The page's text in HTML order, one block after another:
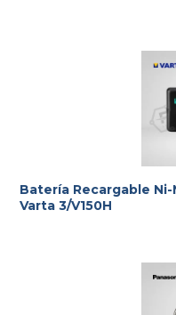
Batería Recargable Ni-
Varta 3/V150H
Te ayudamos con la